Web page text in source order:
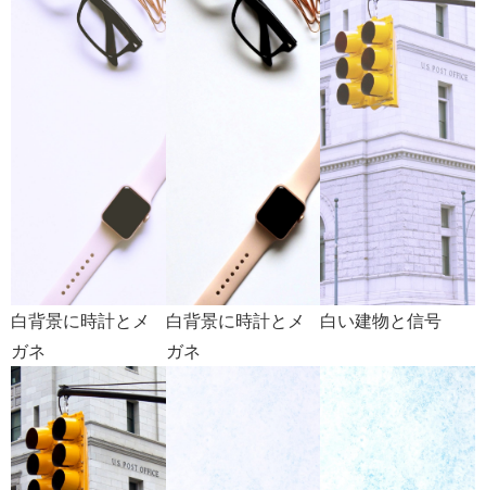
白背景に時計とメ
ガネ
白背景に時計とメ
ガネ
白い建物と信号